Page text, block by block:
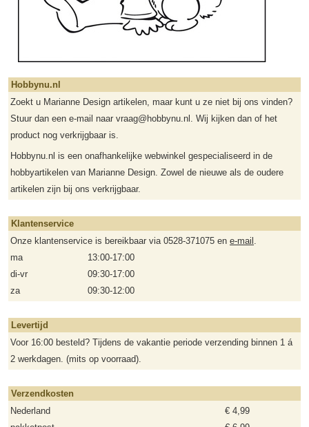
Hobbynu.nl
Zoekt u Marianne Design artikelen, maar kunt u ze niet bij ons vinden?
Stuur dan een e-mail naar vraag@hobbynu.nl. Wij kijken dan of het
product nog verkrijgbaar is.
Hobbynu.nl is een onafhankelijke webwinkel gespecialiseerd in de
hobbyartikelen van Marianne Design. Zowel de nieuwe als de oudere
artikelen zijn bij ons verkrijgbaar.
Klantenservice
Onze klantenservice is bereikbaar via 0528-371075 en e-mail .
ma
13:00-17:00
di-vr
09:30-17:00
za
09:30-12:00
Levertijd
Voor 16:00 besteld? Tijdens de vakantie periode verzending binnen 1 á
2 werkdagen. (mits op voorraad).
Verzendkosten
Nederland
€ 4,99